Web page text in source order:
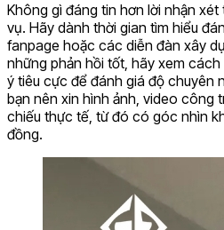
Không gì đáng tin hơn lời nhận
vụ. Hãy dành thời gian tìm hiểu
fanpage hoặc các diễn đàn xây
những phản hồi tốt, hãy xem
ý tiêu cực để đánh giá độ chuyên
bạn nên xin hình ảnh, video công
chiếu thực tế, từ đó có góc nhìn
đồng.